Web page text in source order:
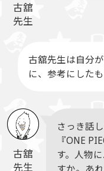
古舘
先生
古舘先生は自分
に、参考にした
古舘
先生
さっき話
『ONE
す。人物